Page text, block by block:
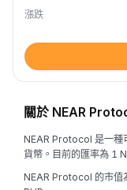
漲跌
關於 NEAR
NEAR Protocol 是一種
貨幣。目前的匯率為 1
NEAR Protocol 的市值